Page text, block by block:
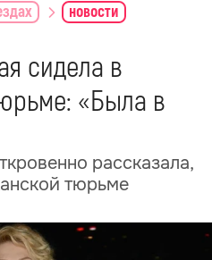
новости
сидела в
«Была в
рассказала,
тюрьме